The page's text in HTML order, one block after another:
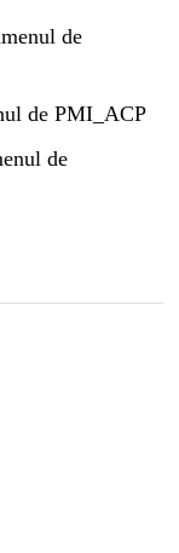
de
de PMI_ACP
de